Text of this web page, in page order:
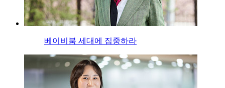
베이비붐 세대에 집중하라